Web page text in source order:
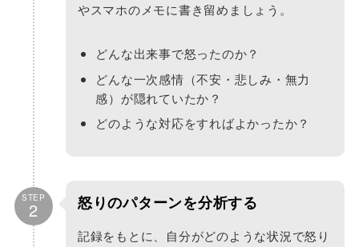
やスマホのメモに書き留めましょう。
どんな出来事で怒ったのか？
どんな一次感情（不安・悲しみ・無力
感）が隠れていたか？
どのような対応をすればよかったか？
STEP
2 怒りのパターンを分析する
記録をもとに、自分がどのような状況で怒り